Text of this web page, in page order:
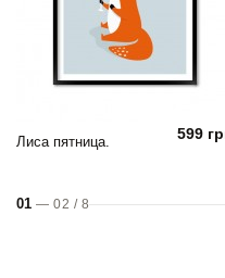
Лиса пятница. 599
01 —02 / 8